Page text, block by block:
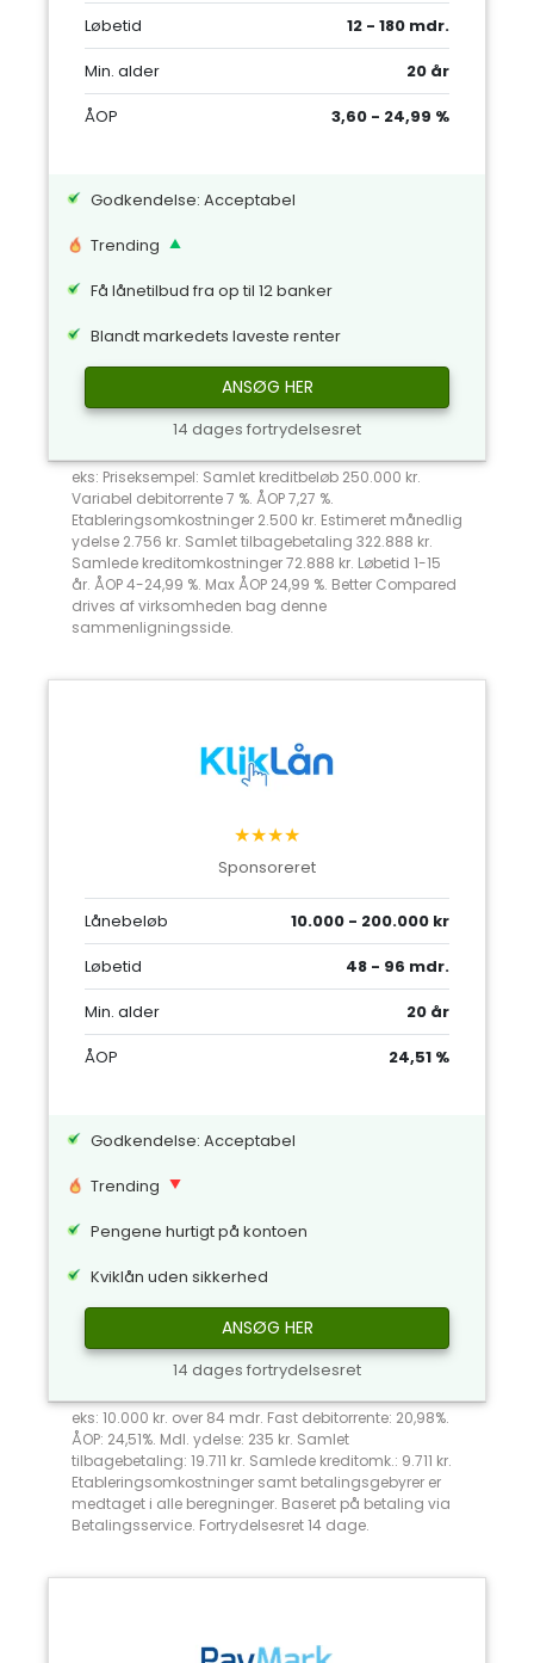
Løbetid
12 - 180 mdr.
Min. alder
20 år
ÅOP
3,60 - 24,99 %
Godkendelse: Acceptabel
Trending
Få lånetilbud fra op til 12 banker
Blandt markedets laveste renter
ANSØG HER
14 dages fortrydelsesret
eks: Priseksempel: Samlet kreditbeløb 250.000 kr.
Variabel debitorrente 7 %. ÅOP 7,27 %.
Etableringsomkostninger 2.500 kr. Estimeret månedlig
ydelse 2.756 kr. Samlet tilbagebetaling 322.888 kr.
Samlede kreditomkostninger 72.888 kr. Løbetid 1-15
år. ÅOP 4-24,99 %. Max ÅOP 24,99 %. Better Compared
drives af virksomheden bag denne
sammenligningsside.
★★★★
Sponsoreret
Lånebeløb
10.000 - 200.000 kr
Løbetid
48 - 96 mdr.
Min. alder
20 år
ÅOP
24,51 %
Godkendelse: Acceptabel
Trending
Pengene hurtigt på kontoen
Kviklån uden sikkerhed
ANSØG HER
14 dages fortrydelsesret
eks: 10.000 kr. over 84 mdr. Fast debitorrente: 20,98%.
ÅOP: 24,51%. Mdl. ydelse: 235 kr. Samlet
tilbagebetaling: 19.711 kr. Samlede kreditomk.: 9.711 kr.
Etableringsomkostninger samt betalingsgebyrer er
medtaget i alle beregninger. Baseret på betaling via
Betalingsservice. Fortrydelsesret 14 dage.